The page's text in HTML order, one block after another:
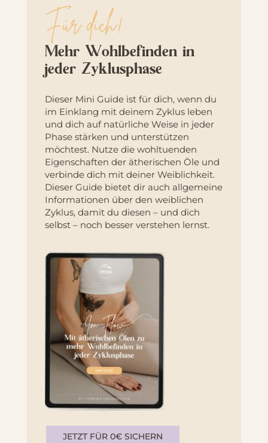
Für dich!
Mehr Wohlbefinden in
jeder Zyklusphase
Dieser Mini Guide ist für dich, wenn du
im Einklang mit deinem Zyklus leben
und dich auf natürliche Weise in jeder
Phase stärken und unterstützen
möchtest. Nutze die wohltuenden
Eigenschaften der ätherischen Öle und
verbinde dich mit deiner Weiblichkeit.
Dieser Guide bietet dir auch allgemeine
Informationen über den weiblichen
Zyklus, damit du diesen – und dich
selbst – noch besser verstehen lernst.
JETZT FÜR 0€ SICHERN